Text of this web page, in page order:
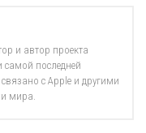
и автор проекта
самой последней
с Apple и другими
мира.